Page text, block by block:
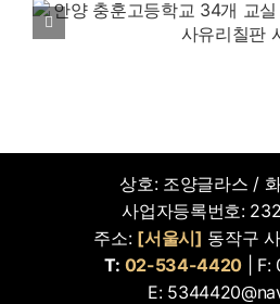
염창초등학교 다목
상호: 조양글라스 /
사업자등록번호:
주소: [서울시] 동작구
T: 02-534-4420| F:
E: